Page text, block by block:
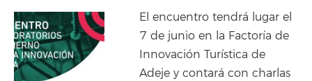
El encuentro tendrá lugar el
7 de junio en la Factoría de
Innovación Turística de
Adeje y contará con charlas